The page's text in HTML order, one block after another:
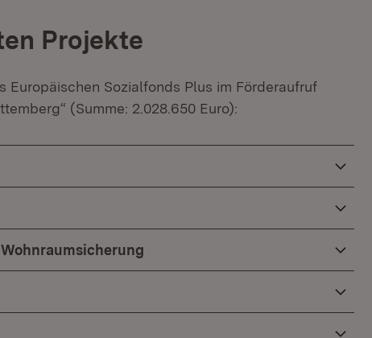
Projekte
Europäischen Sozialfonds Plus im Förderaufruf
(Summe: 2.028.650 Euro):